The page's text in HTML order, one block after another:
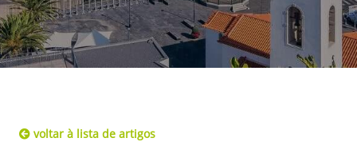
voltar à lista de artigos